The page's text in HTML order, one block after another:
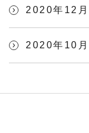
2020年12月
2020年10月